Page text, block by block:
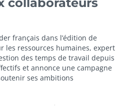
français dans l’édition de
les ressources humaines, expert
des temps de travail depuis
et annonce une campagne
ses ambitions